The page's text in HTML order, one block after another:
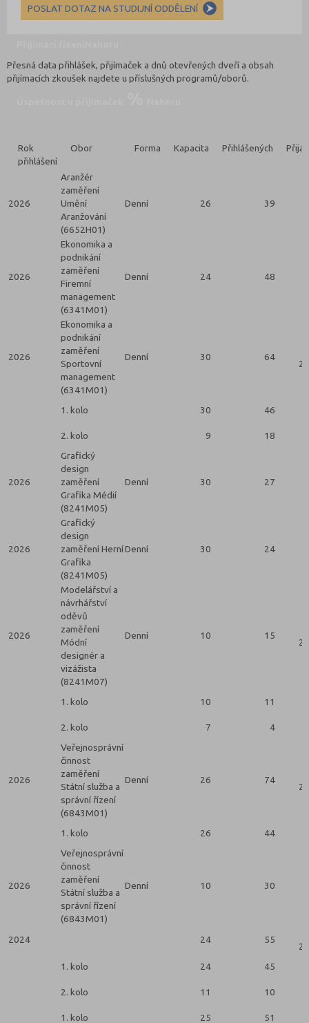
POSLAT DOTAZ NA STUDIJNÍ ODDĚLENÍ
Přesná data přihlášek, přijímaček a dnů otevřených dveří a obsah
přijímacích zkoušek najdete u příslušných programů/oborů.
Rok
přihlášení
Obor Forma Kapacita Přihlášených
2026
Aranžér
zaměření
Umění
Aranžování
(6652H01)
Denní 26 39
2026
Ekonomika a
podnikání
zaměření
Firemní
management
(6341M01)
Denní 24 48
2026
Ekonomika a
podnikání
zaměření
Sportovní
management
(6341M01)
Denní 30 64
2
1. kolo 30 46
2. kolo 9 18
2026
Grafický
design
zaměření
Grafika Médií
(8241M05)
Denní 30 27
2026
Grafický
design
zaměření Herní
Grafika
(8241M05)
Denní 30 24
2026
Modelářství a
návrhářství
oděvů
zaměření
Módní
designér a
vizážista
(8241M07)
Denní 10 15
2
1. kolo 10 11
2. kolo 7 4
2026
Veřejnosprávní
činnost
zaměření
Státní služba a
správní řízení
(6843M01)
Denní 26 74
2
1. kolo 26 44
2026
Veřejnosprávní
činnost
zaměření
Státní služba a
správní řízení
(6843M01)
Denní 10 30
2024 24 55
2
1. kolo
24 45
2. kolo 11 10
1. kolo 25 51